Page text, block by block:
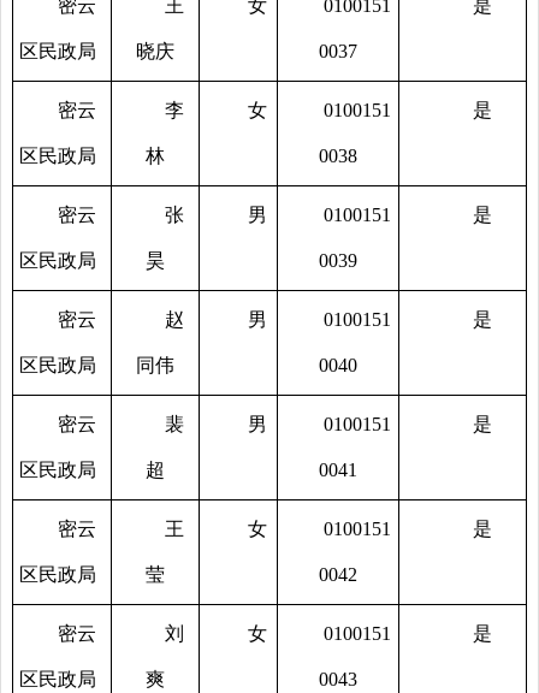
密云
区民政局
王
晓庆
女 0100151
0037
是
密云
区民政局
李
林
女 0100151
0038
是
密云
区民政局
张
昊
男 0100151
0039
是
密云
区民政局
赵
同伟
男 0100151
0040
是
密云
区民政局
裴
超
男 0100151
0041
是
密云
区民政局
王
莹
女 0100151
0042
是
密云
区民政局
刘
爽
女 0100151
0043
是